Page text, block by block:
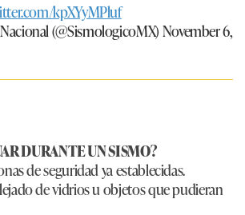
kpXYyMPluf
(@SismologicoMX)November 6,
DURANTE UN SISMO?
de seguridad ya establecidas.
de vidrios u objetos que pudieran